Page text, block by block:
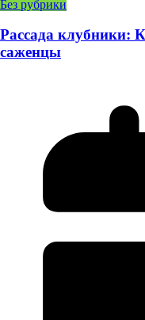
Без рубрики
Рассада клубники:
саженцы